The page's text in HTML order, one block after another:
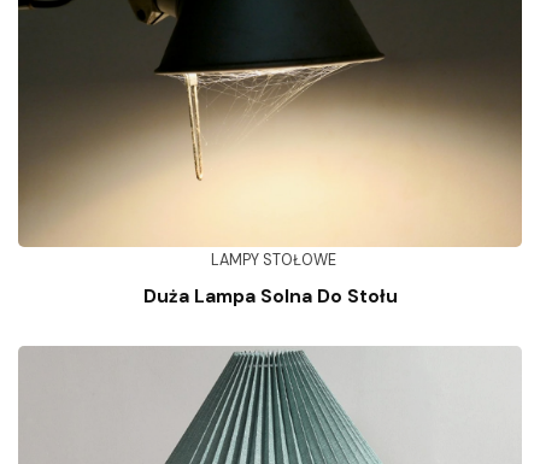
LAMPY STOŁOWE
Duża Lampa Solna Do Stołu